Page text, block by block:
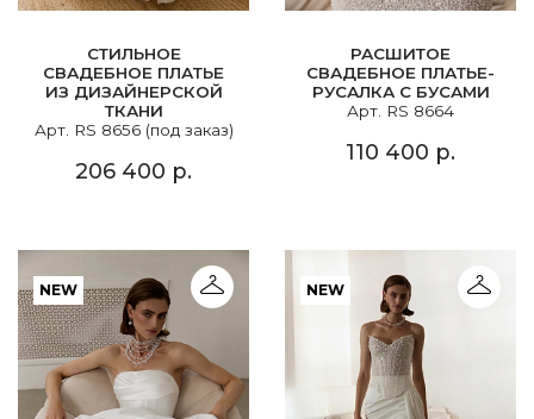
СТИЛЬНОЕ
СВАДЕБНОЕ ПЛАТЬЕ
ИЗ ДИЗАЙНЕРСКОЙ
ТКАНИ
Арт. RS 8656 (под заказ)
206 400 р.
РАСШИТОЕ
СВАДЕБНОЕ ПЛАТЬЕ-
РУСАЛКА С БУСАМИ
Арт. RS 8664
110 400 р.
NEW NEW